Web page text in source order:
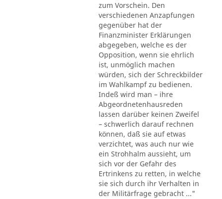
zum Vorschein. Den
verschiedenen Anzapfungen
gegenüber hat der
Finanzminister Erklärungen
abgegeben, welche es der
Opposition, wenn sie ehrlich
ist, unmöglich machen
würden, sich der Schreckbilder
im Wahlkampf zu bedienen.
Indeß wird man – ihre
Abgeordnetenhausreden
lassen darüber keinen Zweifel
– schwerlich darauf rechnen
können, daß sie auf etwas
verzichtet, was auch nur wie
ein Strohhalm aussieht, um
sich vor der Gefahr des
Ertrinkens zu retten, in welche
sie sich durch ihr Verhalten in
der Militärfrage gebracht ..."